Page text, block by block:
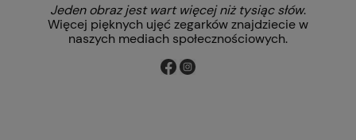
Jeden obraz jest wart więcej niż tysiąc słów.
Więcej pięknych ujęć zegarków znajdziecie w
naszych mediach społecznościowych.